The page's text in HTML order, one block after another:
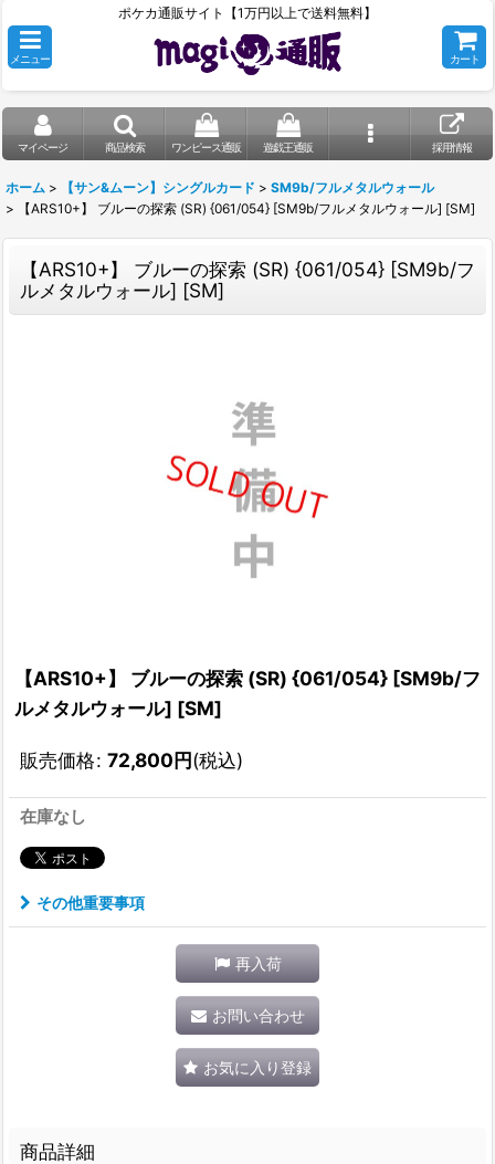
ポケカ通販サイト【1万円以上で送料無料】
メニュー カート
マイページ 商品検索 ワンピース通販 遊戯王通販 採用情報
ホーム > 【サン&ムーン】シングルカード > SM9b/フルメタルウォール
>
【ARS10+】 ブルーの探索 (SR) {061/054} [SM9b/フルメタルウォール] [SM]
【ARS10+】 ブルーの探索 (SR) {061/054} [SM9b/フ
ルメタルウォール] [SM]
【ARS10+】 ブルーの探索 (SR) {061/054} [SM9b/フ
ルメタルウォール] [SM]
販売価格: 72,800円(税込)
在庫なし
その他重要事項
再入荷
お問い合わせ
お気に入り登録
商品詳細